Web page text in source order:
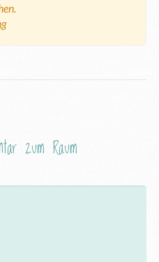
zum Raum